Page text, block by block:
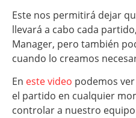
Este nos permitirá dejar
llevará a cabo cada
Manager, pero también
cuando lo creamos
En este video podemos
el partido en cualquier
controlar a nuestro